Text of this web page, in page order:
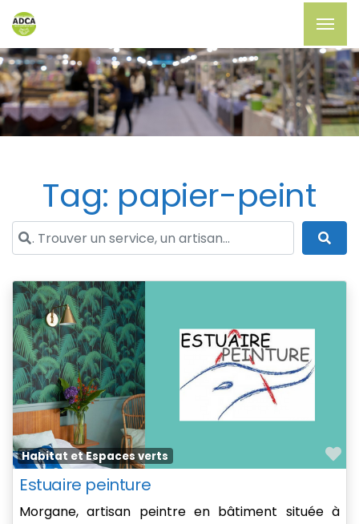
Tag: papier-peint
. Trouver un service, un artisan...
Habitat et Espaces verts
Estuaire peinture
Morgane, artisan peintre en bâtiment située à